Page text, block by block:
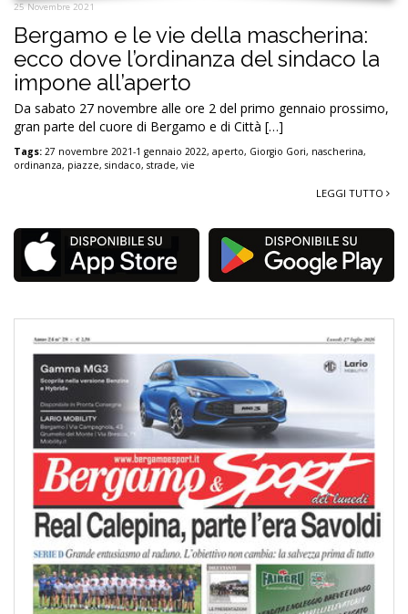
25 Novembre 2021
Bergamo e le vie della mascherina:
ecco dove l’ordinanza del sindaco la
impone all’aperto
Da sabato 27 novembre alle ore 2 del primo gennaio prossimo,
gran parte del cuore di Bergamo e di Città […]
Tags: 27 novembre 2021-1 gennaio 2022, aperto, Giorgio Gori, nascherina,
ordinanza, piazze, sindaco, strade, vie
LEGGI TUTTO